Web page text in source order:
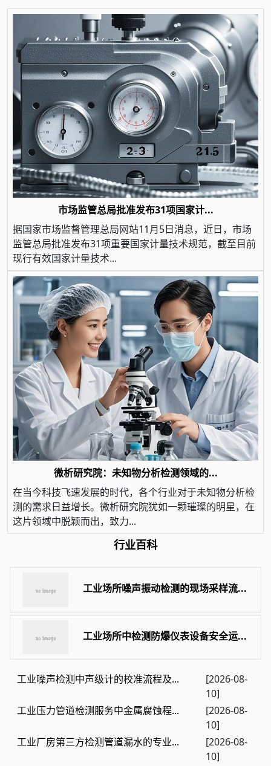
市场监管总局批准发布31项国家计...
据国家市场监督管理总局网站11月5日消息，近日，市场
监管总局批准发布31项重要国家计量技术规范，截至目前
现行有效国家计量技术...
微析研究院：未知物分析检测领域的...
在当今科技飞速发展的时代，各个行业对于未知物分析检
测的需求日益增长。微析研究院犹如一颗璀璨的明星，在
这片领域中脱颖而出，致力...
行业百科
工业场所噪声振动检测的现场采样流...
工业场所中检测防爆仪表设备安全运...
工业噪声检测中声级计的校准流程及...
[2026-08-
10]
工业压力管道检测服务中金属腐蚀程...
[2026-08-
10]
工业厂房第三方检测管道漏水的专业...
[2026-08-
10]